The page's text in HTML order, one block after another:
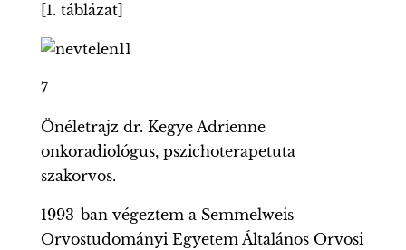
[1. táblázat]
7
Önéletrajz dr. Kegye Adrienne
onkoradiológus, pszichoterapetuta
szakorvos.
1993-ban végeztem a Semmelweis
Orvostudományi Egyetem Általános Orvosi